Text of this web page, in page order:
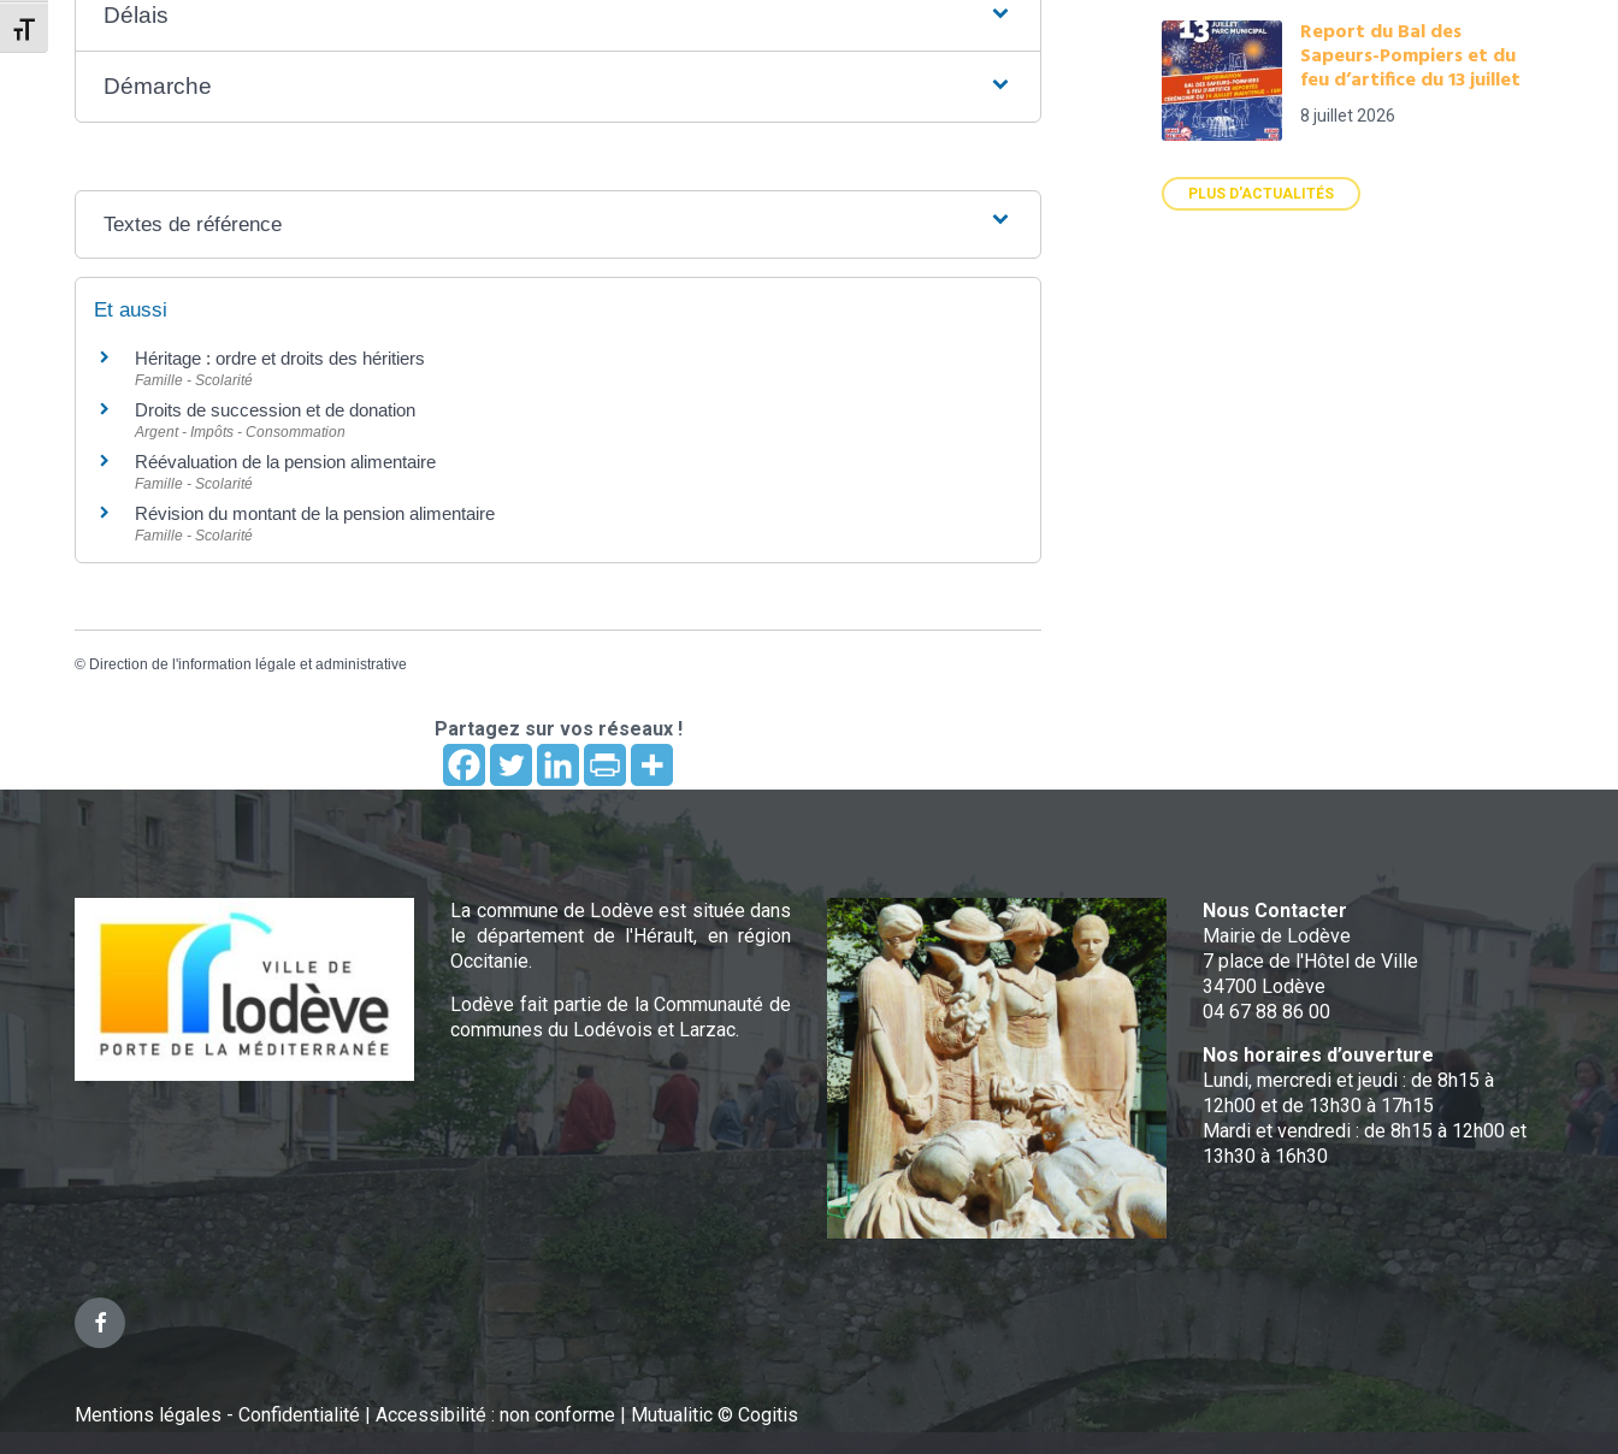
Changer la taille de la police
Délais
Démarche
Textes de référence
Et aussi
Héritage : ordre et droits des héritiers
Famille - Scolarité
Droits de succession et de donation
Argent - Impôts - Consommation
Réévaluation de la pension alimentaire
Famille - Scolarité
Révision du montant de la pension alimentaire
Famille - Scolarité
© Direction de l'information légale et administrative
Partagez sur vos réseaux !
Report du Bal des
Sapeurs-Pompiers et du
feu d’artifice du 13 juillet
8 juillet 2026
PLUS D'ACTUALITÉS
La commune de Lodève est située dans
le département de l'Hérault, en région
Occitanie.
Lodève fait partie de la Communauté de
communes du Lodévois et Larzac.
Nous Contacter
Mairie de Lodève
7 place de l'Hôtel de Ville
34700 Lodève
04 67 88 86 00
Nos horaires d’ouverture
Lundi, mercredi et jeudi : de 8h15 à
12h00 et de 13h30 à 17h15
Mardi et vendredi : de 8h15 à 12h00 et
13h30 à 16h30
Facebook
Mentions légales - Confidentialité | Accessibilité : non conforme | Mutualitic © Cogitis